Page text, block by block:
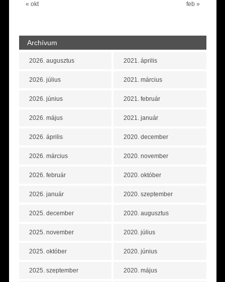
« okt feb »
Archívum
2026. augusztus
2026. július
2026. június
2026. május
2026. április
2026. március
2026. február
2026. január
2025. december
2025. november
2025. október
2025. szeptember
2021. április
2021. március
2021. február
2021. január
2020. december
2020. november
2020. október
2020. szeptember
2020. augusztus
2020. július
2020. június
2020. május